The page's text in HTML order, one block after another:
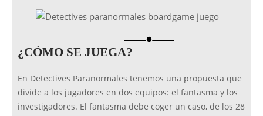
brightness_1
¿CÓMO SE JUEGA?
En Detectives Paranormales tenemos una propuesta que
divide a los jugadores en dos equipos: el fantasma y los
investigadores. El fantasma debe coger un caso, de los 28